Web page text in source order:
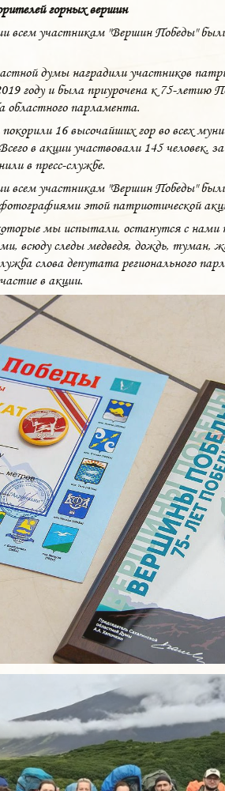
горных вершин
всем участникам "Вершин Победы"
думы наградили участников
году и была приурочена к 75-летию
областного парламента.
16 высочайших гор во всех
в акции участвовали 145 человек,
в пресс-службе.
всем участникам "Вершин Победы"
этой патриотической
мы испытали, останутся с нами
всюду следы медведя, дождь, туман,
слова депутата регионального
в акции.